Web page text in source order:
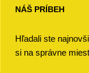
NÁŠ PRÍBEH
Hľadali ste
si na správne